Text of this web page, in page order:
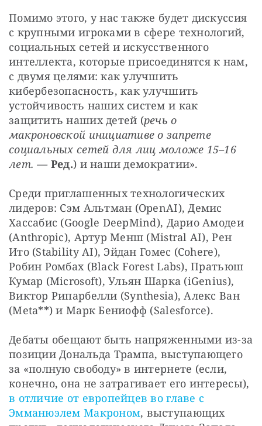
Помимо этого, у нас также будет дискуссия
с крупными игроками в сфере технологий,
социальных сетей и искусственного
интеллекта, которые присоединятся к нам,
с двумя целями: как улучшить
кибербезопасность, как улучшить
устойчивость наших систем и как
защитить наших детей (речь о
макроновской инициативе о запрете
социальных сетей для лиц моложе 15–16
лет. — Ред.) и наши демократии».
Среди приглашенных технологических
лидеров: Сэм Альтман (OpenAI), Демис
Хассабис (Google DeepMind), Дарио Амодеи
(Anthropic), Артур Менш (Mistral AI), Рен
Ито (Stability AI), Эйдан Гомес (Cohere),
Робин Ромбах (Black Forest Labs), Пратьюш
Кумар (Microsoft), Ульян Шарка (iGenius),
Виктор Рипарбелли (Synthesia), Алекс Ван
(Meta**) и Марк Бениофф (Salesforce).
Дебаты обещают быть напряженными из-за
позиции Дональда Трампа, выступающего
за «полную свободу» в интернете (если,
в отличие от европейцев во главе с
Эмманюэлем Макроном, выступающих